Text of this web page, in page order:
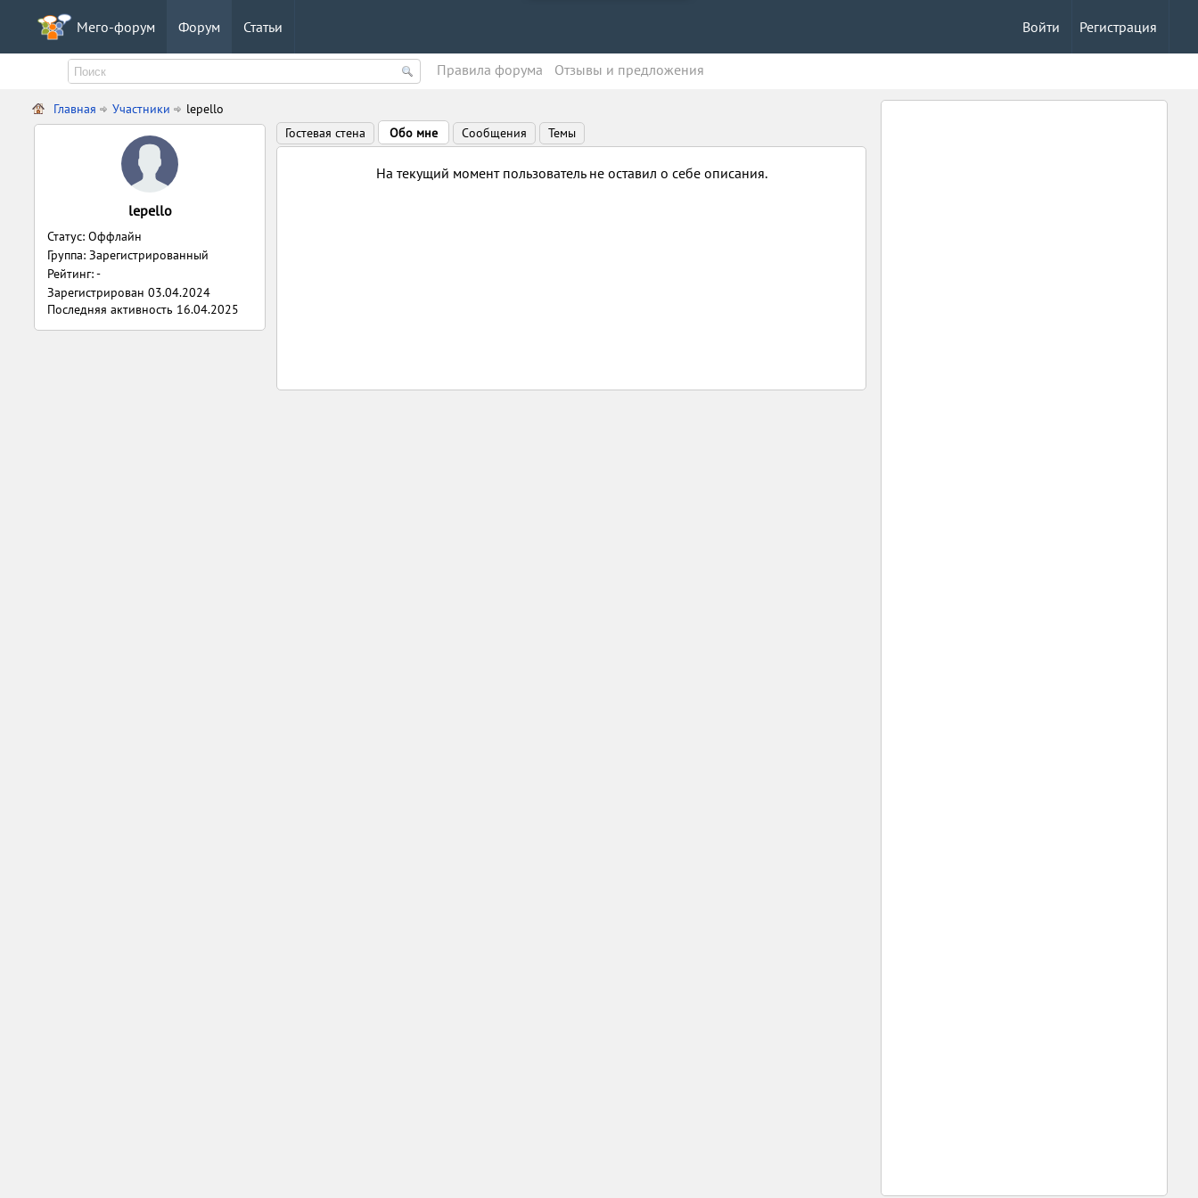
Мего-форум Форум Статьи Регистрация
Войти
Правила форума Oтзывы и предложения
Главная Участники lepello
lepello
Статус: Оффлайн
Группа: Зарегистрированный
Рейтинг: -
Зарегистрирован 03.04.2024
Последняя активность 16.04.2025
Гостевая стена Обо мне Сообщения Темы
На текущий момент пользователь не оставил о себе описания.